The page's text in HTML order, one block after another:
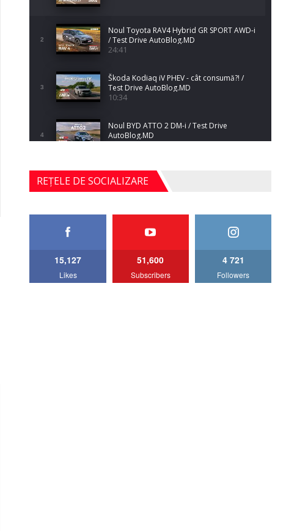
2
Noul Toyota RAV4 Hybrid GR SPORT AWD-i
/ Test Drive AutoBlog.MD
24:41
3
Škoda Kodiaq iV PHEV - cât consumă?! /
Test Drive AutoBlog.MD
10:34
4
Noul BYD ATTO 2 DM-i / Test Drive
AutoBlog.MD
5
Noul Mercedes-Benz S-Class facelift (S 580
4MATIC V223) / Test Drive AutoBlog.MD
27:33
AutoBlog.MD
REȚELE DE SOCIALIZARE
15,127
Likes
51,600
Subscribers
4 721
Followers